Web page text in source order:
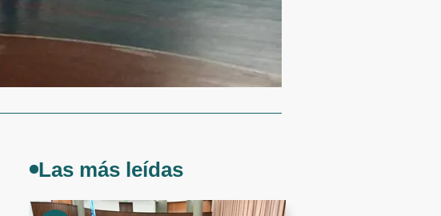
Las más leídas